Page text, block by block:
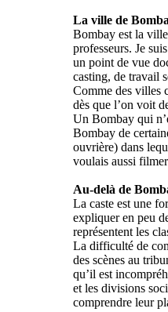
La ville de
Bombay est la ville
professeurs. Je
un point de vue
casting, de travail
Comme des villes
dès que l’on voit
Un Bombay qui
Bombay de
ouvrière) dans
voulais aussi
Au-delà de
La caste est une
expliquer en peu
représentent les
La difficulté de
des scènes au
qu’il est
et les divisions
comprendre leur